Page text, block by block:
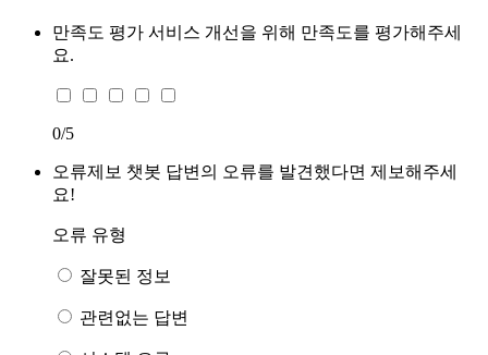
만족도 평가 서비스 개선을 위해 만족도를 평가해주세
요.
0/5
오류제보 챗봇 답변의 오류를 발견했다면 제보해주세
요!
오류 유형
잘못된 정보
관련없는 답변